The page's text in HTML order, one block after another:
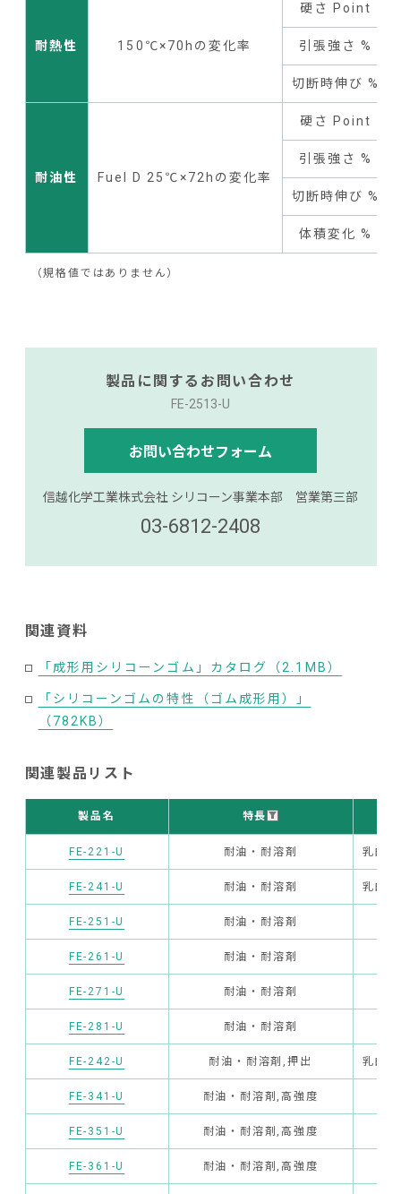
耐熱性 150℃×70hの変化率
硬さ Point
引張強さ %
切断時伸び %
耐油性 Fuel D 25℃×72hの変化率
硬さ Point
引張強さ %
切断時伸び %
体積変化 %
（規格値ではありません）
製品に関するお問い合わせ
FE-2513-U
お問い合わせフォーム
信越化学工業株式会社 シリコーン事業本部 営業第三部
03-6812-2408
関連資料
「成形用シリコーンゴム」カタログ（2.1MB）
「シリコーンゴムの特性（ゴム成形用）」
（782KB）
関連製品リスト
製品名 特長
FE-221-U 耐油・耐溶剤 乳白
FE-241-U 耐油・耐溶剤 乳白
FE-251-U 耐油・耐溶剤
FE-261-U 耐油・耐溶剤
FE-271-U 耐油・耐溶剤
FE-281-U 耐油・耐溶剤
FE-242-U 耐油・耐溶剤,押出 乳白
FE-341-U 耐油・耐溶剤,高強度
FE-351-U 耐油・耐溶剤,高強度
FE-361-U 耐油・耐溶剤,高強度